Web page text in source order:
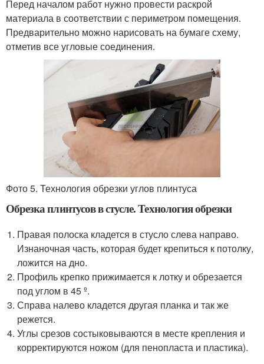
Перед началом работ нужно провести раскрой
материала в соответствии с периметром помещения.
Предварительно можно нарисовать на бумаге схему,
отметив все угловые соединения.
Фото 5. Технология обрезки углов плинтуса
Обрезка плинтусов в стусле. Технология обрезки
Правая полоска кладется в стусло слева направо.
Изнаночная часть, которая будет крепиться к потолку,
ложится на дно.
Профиль крепко прижимается к лотку и обрезается
под углом в 45 º.
Справа налево кладется другая планка и так же
режется.
Углы срезов состыковываются в месте крепления и
корректируются ножом (для пенопласта и пластика).